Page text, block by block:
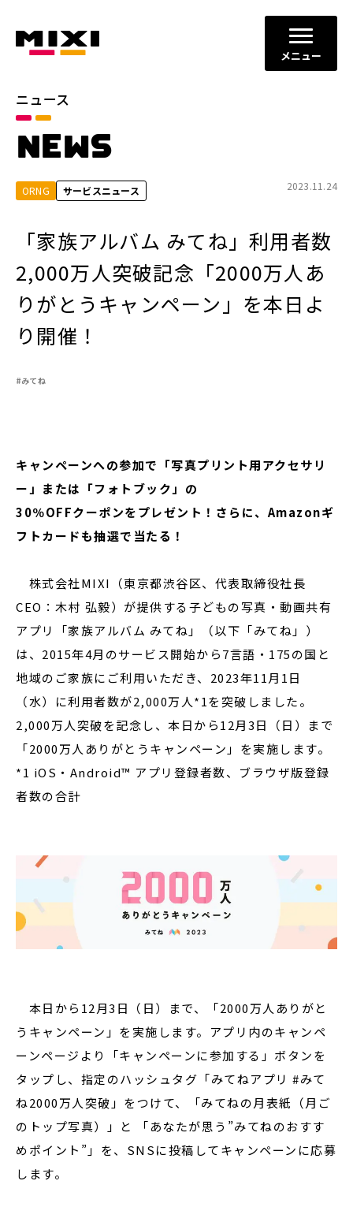
メニュー
ニュース
NEWS
ORNG サービスニュース 2023.11.24
「家族アルバム みてね」利用者数
2,000万人突破記念「2000万人あ
りがとうキャンペーン」を本日よ
り開催！
#みてね
キャンペーンへの参加で「写真プリント用アクセサリ
ー」または「フォトブック」の
30％OFFクーポンをプレゼント！さらに、Amazonギ
フトカードも抽選で当たる！
株式会社MIXI（東京都渋谷区、代表取締役社長
CEO：木村 弘毅）が提供する子どもの写真・動画共有
アプリ「家族アルバム みてね」（以下「みてね」）
は、2015年4月のサービス開始から7言語・175の国と
地域のご家族にご利用いただき、2023年11月1日
（水）に利用者数が2,000万人*1を突破しました。
2,000万人突破を記念し、本日から12月3日（日）まで
「2000万人ありがとうキャンペーン」を実施します。
*1 iOS・Android™ アプリ登録者数、ブラウザ版登録
者数の合計
本日から12月3日（日）まで、「2000万人ありがと
うキャンペーン」を実施します。アプリ内のキャンペ
ーンページより「キャンペーンに参加する」ボタンを
タップし、指定のハッシュタグ「みてねアプリ #みて
ね2000万人突破」をつけて、「みてねの月表紙（月ご
のトップ写真）」と 「あなたが思う”みてねのおすす
めポイント”」を、SNSに投稿してキャンペーンに応募
します。
カテゴリ
お知らせ
2026年 2025年